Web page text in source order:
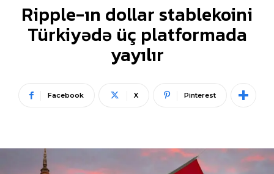
Ripple-ın dollar stablekoini
Türkiyədə üç platformada
yayılır
Facebook X Pinterest